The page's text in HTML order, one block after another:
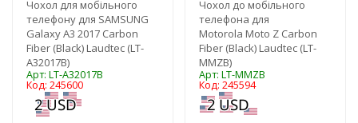
Чохол для мобільного
телефону для SAMSUNG
Galaxy A3 2017 Carbon
Fiber (Black) Laudtec (LT-
A32017B)
Арт: LT-A32017B
Код: 245600
Чохол до мобільного
телефона для
Motorola Moto Z Carbon
Fiber (Black) Laudtec (LT-
MMZB)
Арт: LT-MMZB
Код: 245594